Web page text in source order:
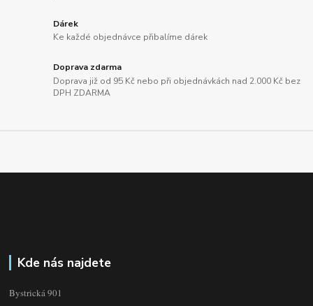
Dárek
Ke každé objednávce přibalíme dárek
Doprava zdarma
Doprava již od 95 Kč nebo při objednávkách nad 2.000 Kč bez
DPH ZDARMA
Kde nás najdete
Bystrická 901